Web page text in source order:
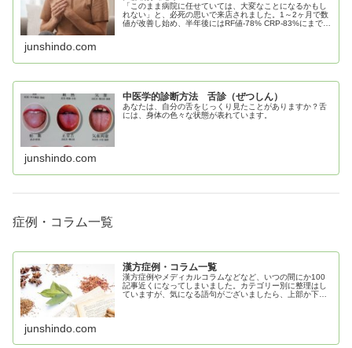
「このまま病院に任せていては、大変なことになるかもし
れない」と、必死の思いで来店されました。1～2ヶ月で数
値が改善し始め、半年後にはRF値-78% CRP-83%にまで大
junshindo.com
中医学的診断方法 舌診（ぜつしん）
あなたは、自分の舌をじっくり見たことがありますか？舌
には、身体の色々な状態が表れています。
junshindo.com
症例・コラム一覧
漢方症例・コラム一覧
漢方症例やメディカルコラムなどなど、いつの間にか100
記事近くになってしまいました。カテゴリー別に整理はし
ていますが、気になる語句がございましたら、上部か下部
junshindo.com